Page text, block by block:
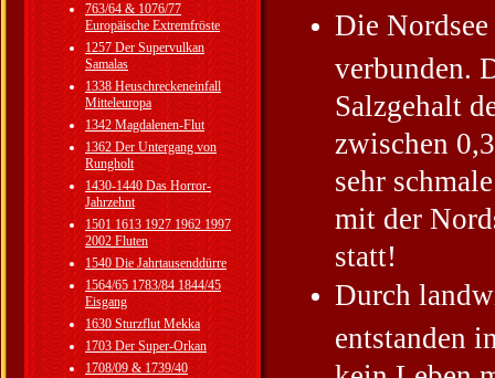
763/64 & 1076/77
Europäische Extremfröste
1257 Der Supervulkan
Samalas
1338 Heuschreckeneinfall
Mitteleuropa
1342 Magdalenen-Flut
1362 Der Untergang von
Rungholt
1430-1440 Das Horror-
Jahrzehnt
1501 1613 1927 1962 1997
2002 Fluten
1540 Die Jahrtausenddürre
1564/65 1783/84 1844/45
Eisgang
1630 Sturzflut Mekka
1703 Der Super-Orkan
1708/09 & 1739/40
Die
verbunden.
Salzgehalt
zwischen
sehr
mit der
statt!
Durch
entstanden